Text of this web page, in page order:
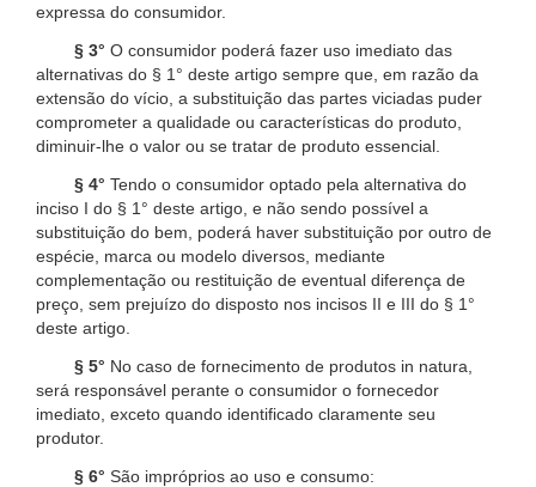
expressa do consumidor.
§ 3° O consumidor poderá fazer uso imediato das
alternativas do § 1° deste artigo sempre que, em razão da
extensão do vício, a substituição das partes viciadas puder
comprometer a qualidade ou características do produto,
diminuir-lhe o valor ou se tratar de produto essencial.
§ 4° Tendo o consumidor optado pela alternativa do
inciso I do § 1° deste artigo, e não sendo possível a
substituição do bem, poderá haver substituição por outro de
espécie, marca ou modelo diversos, mediante
complementação ou restituição de eventual diferença de
preço, sem prejuízo do disposto nos incisos II e III do § 1°
deste artigo.
§ 5° No caso de fornecimento de produtos in natura,
será responsável perante o consumidor o fornecedor
imediato, exceto quando identificado claramente seu
produtor.
§ 6° São impróprios ao uso e consumo: